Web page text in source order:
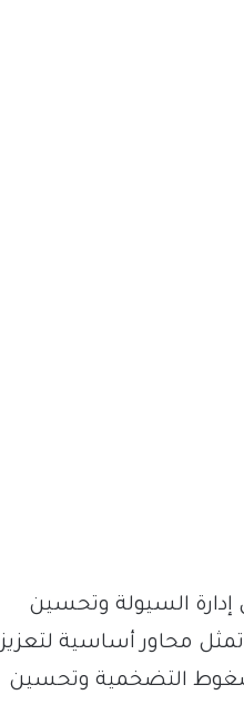
السيولة وتحسين
محاور أساسية لتعزيز
التضخمية وتحسين